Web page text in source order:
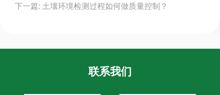
下一篇: 土壤环境检测过程如何做质量控制？
联系我们